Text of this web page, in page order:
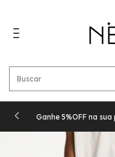
Ganhe 5%OFF na